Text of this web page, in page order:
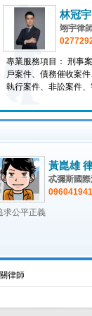
2026-04-16
2026-04-09
2026-03-27
2026-03-20
2026-03-19
2026-03-08
2026-03-06
2026-02-25
2026-01-30
2026-01-16
林冠
翊宇律
專業服務項目： 刑事
戶案件、債務催收案
執行案件、非訟案件
大台北地區、桃園地
現場諮詢 其他地區可
受理諮詢，並時常受
見工商時報專訪：
迎與我線上免費諮詢：
https://lin.ee/JApJS9B
黃崑雄
忒彌斯國
求公平正義
律師